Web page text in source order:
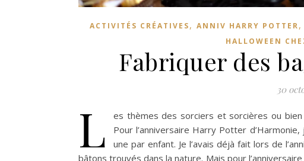
ACTIVITÉS CRÉATIVES, ANNIV HARRY POTTER,
HALLOWEEN
Fabriquer des
30
L
es thèmes des sorciers et sorcières ou
Pour l’anniversaire Harry Potter
une par enfant. Je l’avais déjà fait lors de
bâtons trouvés dans la nature. Mais pour